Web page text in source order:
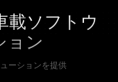
載ソフトウ
ョン
ーションを提供